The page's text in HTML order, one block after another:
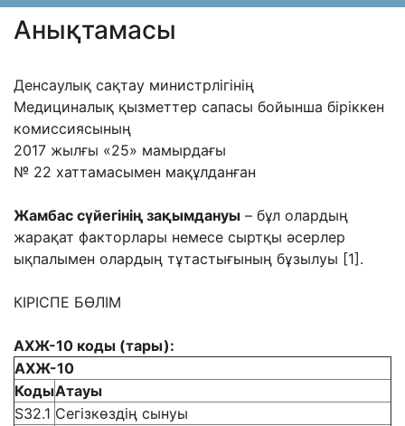
Анықтамасы
Денсаулық сақтау министрлігінің
Медициналық қызметтер сапасы бойынша біріккен
комиссиясының
2017 жылғы «25» мамырдағы
№ 22 хаттамасымен мақұлданған
Жамбас сүйегінің зақымдануы – бұл олардың
жарақат факторлары немесе сыртқы әсерлер
ықпалымен олардың тұтастығының бұзылуы [1].
КІРІСПЕ БӨЛІМ
АХЖ-10 коды (тары):
АХЖ-10
КодыАтауы
S32.1 Сегізкөздің сынуы